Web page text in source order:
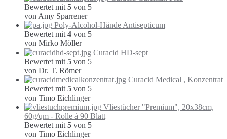
Bewertet mit 5 von 5
von Amy Sparrener
Poly-Alcohol-Hände Antisepticum
Bewertet mit 4 von 5
von Mirko Möller
Curacid HD-sept
Bewertet mit 5 von 5
von Dr. T. Römer
Curacid Medical , Konzentrat
Bewertet mit 5 von 5
von Timo Eichlinger
Vliestücher "Premium", 20x38cm,
60g/qm - Rolle á 90 Blatt
Bewertet mit 5 von 5
von Timo Eichlinger